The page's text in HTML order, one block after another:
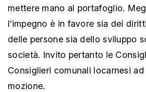
mettere mano al portafoglio.
l’impegno è in favore sia dei
delle persone sia dello sviluppo
società. Invito pertanto le
Consiglieri comunali locarnesi
mozione.